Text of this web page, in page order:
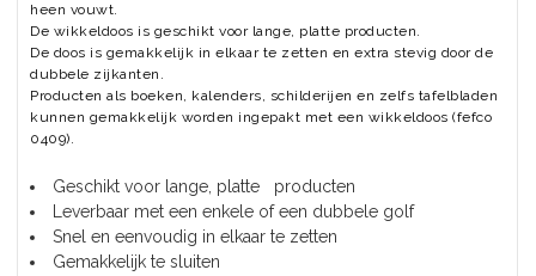
heen vouwt.
De wikkeldoos is geschikt voor lange, platte producten.
De doos is gemakkelijk in elkaar te zetten en extra stevig door de
dubbele zijkanten.
Producten als boeken, kalenders, schilderijen en zelfs tafelbladen
kunnen gemakkelijk worden ingepakt met een wikkeldoos (fefco
0409).
Geschikt voor lange, platte producten
Leverbaar met een enkele of een dubbele golf
Snel en eenvoudig in elkaar te zetten
Gemakkelijk te sluiten